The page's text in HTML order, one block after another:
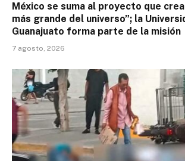
México se suma al proyecto que
más grande del universo”; la
Guanajuato forma parte de la misión
7 agosto, 2026